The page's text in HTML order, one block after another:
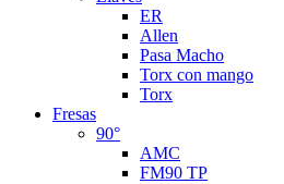
ER
Allen
Pasa Macho
Torx con mango
Torx
Fresas
90°
AMC
FM90 TP